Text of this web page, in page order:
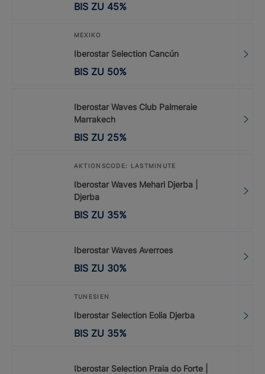
BIS ZU 45%
MEXIKO
Iberostar Selection Cancún
BIS ZU 50%
Iberostar Waves Club Palmeraie
Marrakech
BIS ZU 25%
AKTIONSCODE: LASTMINUTE
Iberostar Waves Mehari Djerba |
Djerba
BIS ZU 35%
Iberostar Waves Averroes
BIS ZU 30%
TUNESIEN
Iberostar Selection Eolia Djerba
BIS ZU 35%
Iberostar Selection Praia do Forte |